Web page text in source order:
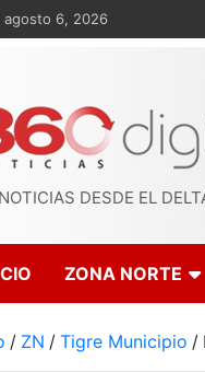
agosto 6, 2026
DESDE EL
ZONA NORTE
ZN Tigre Municipio